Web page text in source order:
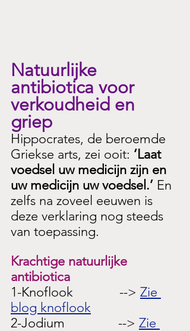
Natuurlijke
antibiotica voor
verkoudheid en
griep
Hippocrates, de beroemde
Griekse arts, zei ooit: ‘Laat
voedsel uw medicijn zijn en
uw medicijn uw voedsel.’ En
zelfs na zoveel eeuwen is
deze verklaring nog steeds
van toepassing.
Krachtige natuurlijke
antibiotica
1-Knoflook             --> Zie
blog knoflook
2-Jodium               --> Zie